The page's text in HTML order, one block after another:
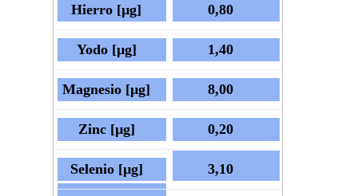
Hierro [µg] 0,80
Yodo [µg] 1,40
Magnesio [µg] 8,00
Zinc [µg] 0,20
Selenio [µg] 3,10